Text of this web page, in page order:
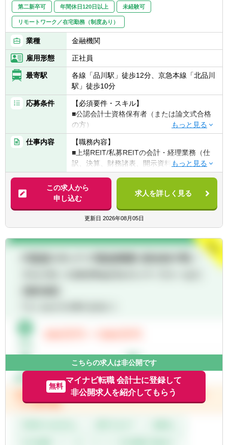
■決算の短期化など、決算の業務プロセスの
改善にかかる社内関係部署との調整を組織長
の方針のもとで補佐する
■職務の遂行に際し、経理・数理部門、及び
関連諸部門に対して専門的な会計の内容をわ
かりやすく、簡潔に伝える能力が不可欠であ
る。また、良い人間関係を作り、協力し、説
得し、後輩社員を動機づけ、リードすること
が不可欠である。
第二新卒可 年間休日120日以上 未経験可
リモートワーク／在宅勤務（制度あり）
業種 金融機関
雇用形態 正社員
最寄駅
各線「品川駅」徒歩12分、京急本線「北品川
駅」徒歩10分
応募条件
【必須要件・スキル】
■公認会計士資格保有者（または論文式合格
の方）
【歓迎要件・スキル】
■USCPA資格保有者
■監査法人での監査実務経験
■REIT・不動産ファンド・不動産会社等での
関連実務経験
■専門性を活かし、将来的に中核・後継人材
を目指せる志向
■関係者と円滑にコミュニケーションを取り
■REITの運用会社の経理担当部署に寄り添う
姿勢で、現場の課題を踏まえた業務改善提案
を積極的に行うことのできる方
仕事内容
【職務内容】
■上場REIT/私募REITの会計・経理業務（仕
訳、決算、財務諸表、開示資料作成）
■REIT・不動産ファンド特有の会計・税務論
点への対応
■信託スキームを前提とした会計処理
■新規REIT立ち上げ時の経理規程策定・業務
フロー構築
■業務高度化・効率化への関与
【参考資料】
■2023年度のキャリア採用で不動産ファンド
事（略名「K.O」）
この求人から
申し込む
求人を詳しく見る
更新日 2026年08月05日
こちらの求人は非公開です
無料
マイナビ転職 会計士に登録して
非公開求人を紹介してもらう